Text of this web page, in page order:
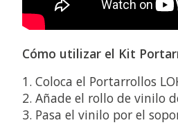
Cómo utilizar el Kit
Coloca el Portarrollos
Añade el rollo de vinilo
Pasa el vinilo por el